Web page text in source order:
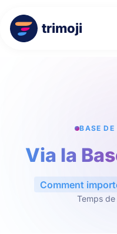
trimoji
BASE DE
Via la
Comment
Temps